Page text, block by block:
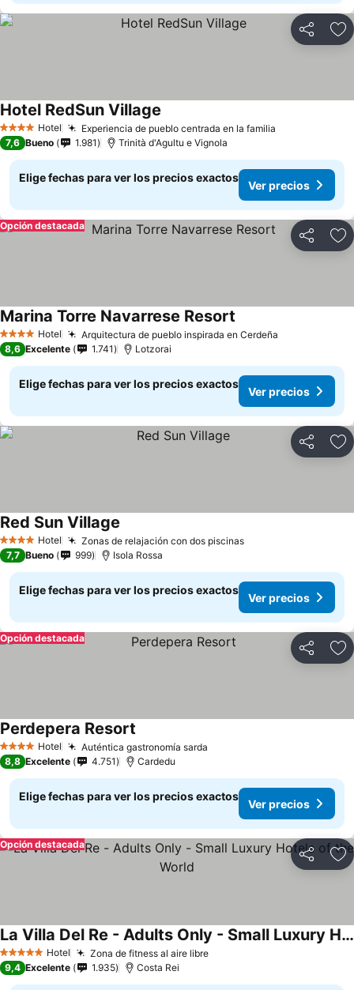
Compartir
4 EstrellasHotel Experiencia de pueblo centrada en la familia
Hotel RedSun Village
7,6 Bueno 1.981 Trinità d'Agultu e Vignola
Elige fechas para ver los precios exactos
Ver precios
Compartir
Opción destacada
4 EstrellasHotel Arquitectura de pueblo inspirada en Cerdeña
Marina Torre Navarrese Resort
8,6 Excelente 1.741 Lotzorai
Elige fechas para ver los precios exactos
Ver precios
Compartir
4 EstrellasHotel Zonas de relajación con dos piscinas
Red Sun Village
7,7 Bueno 999 Isola Rossa
Elige fechas para ver los precios exactos
Ver precios
Compartir
Opción destacada
4 EstrellasHotel Auténtica gastronomía sarda
Perdepera Resort
8,8 Excelente 4.751 Cardedu
Elige fechas para ver los precios exactos
Ver precios
Compartir
Opción destacada
5 Estrellas Hotel Zona de fitness al aire libre
La Villa Del Re - Adults Only - Small Luxury Hotels of the World
9,4 Excelente 1.935 Costa Rei